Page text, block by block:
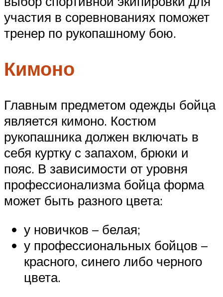
участия в соревнованиях поможет
тренер по рукопашному бою.
Кимоно
Главным предметом одежды бойца
является кимоно. Костюм
рукопашника должен включать в
себя куртку с запахом, брюки и
пояс. В зависимости от уровня
профессионализма бойца форма
может быть разного цвета:
у новичков – белая;
у профессиональных бойцов –
красного, синего либо черного
цвета.